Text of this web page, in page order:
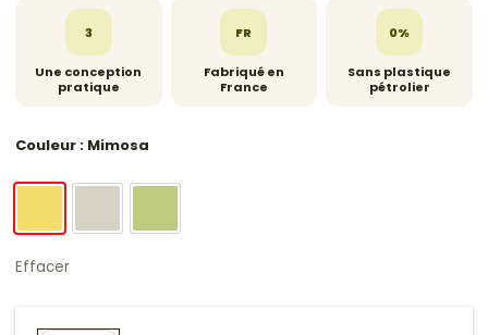
3
Une conception
pratique
FR
Fabriqué en
France
0%
Sans plastique
pétrolier
Couleur : Mimosa
Mimosa Pierre Pistache
Effacer